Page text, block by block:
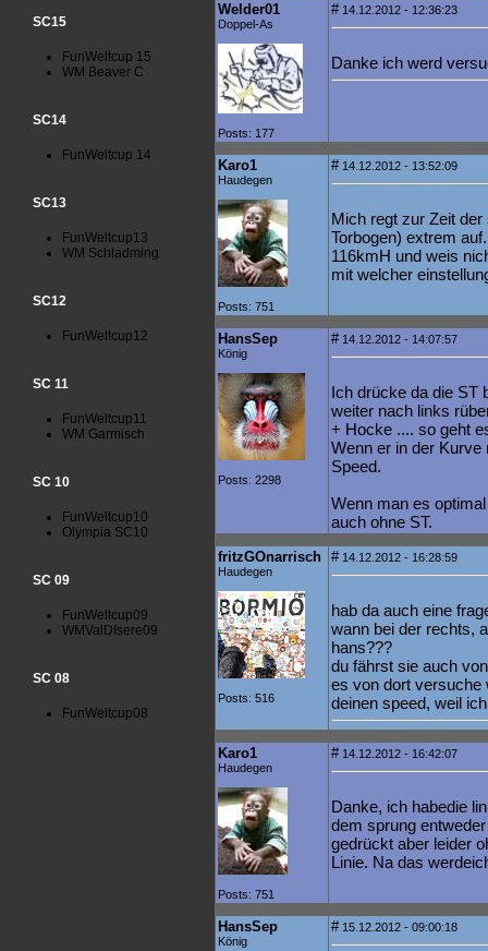
SC15
FunWeltcup 15
WM Beaver C
SC14
FunWeltcup 14
SC13
FunWeltcup13
WM Schladming
SC12
FunWeltcup12
SC 11
FunWeltcup11
WM Garmisch
SC 10
FunWeltcup10
Olympia SC10
SC 09
FunWeltcup09
WMValDIsere09
SC 08
FunWeltcup08
Welder01
Doppel-As
Posts: 177
#14.12.2012 - 12:36:23
Danke ich werd
Karo1
Haudegen
Posts: 751
#14.12.2012 - 13:52:09
Mich regt zur Zeit
Torbogen) extrem
116kmH und weis
mit welcher
HansSep
König
Posts: 2298
#14.12.2012 - 14:07:57
Ich drücke da die ST
weiter nach links
+ Hocke .... so geht
Wenn er in der Kurve
Speed.
Wenn man es
auch ohne ST.
fritzGOnarrisch
Haudegen
Posts: 516
#14.12.2012 - 16:28:59
hab da auch eine
wann bei der rechts,
hans???
du fährst sie auch
es von dort versuche
deinen speed, weil
Karo1
Haudegen
Posts: 751
#14.12.2012 - 16:42:07
Danke, ich habedie
dem sprung
gedrückt aber leider
Linie. Na das
HansSep
König
#15.12.2012 - 09:00:18